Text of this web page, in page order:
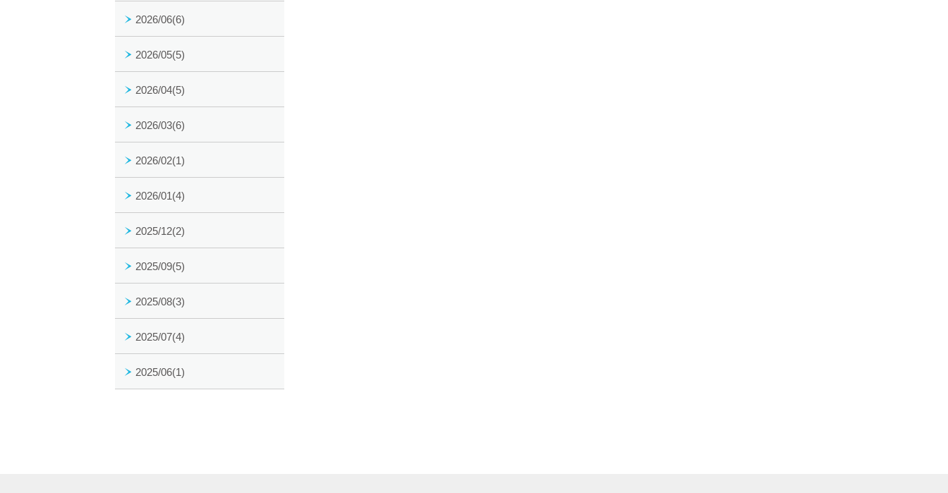
2026/06(6)
2026/05(5)
2026/04(5)
2026/03(6)
2026/02(1)
2026/01(4)
2025/12(2)
2025/09(5)
2025/08(3)
2025/07(4)
2025/06(1)